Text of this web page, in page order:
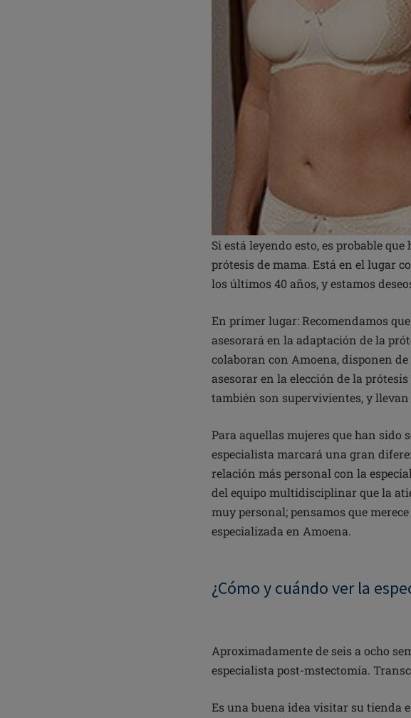
Si está leyendo esto, es probable
prótesis de mama. Está en el lugar
los últimos 40 años, y estamos
En primer lugar: Recomendamos
asesorará en la adaptación de la
colaboran con Amoena, disponen
asesorar en la elección de la
también son supervivientes, y
Para aquellas mujeres que han sido
especialista marcará una gran
relación más personal con la
del equipo multidisciplinar que la
muy personal; pensamos que
especializada en Amoena.
¿Cómo y cuándo ver la
Aproximadamente de seis a ocho
especialista post-mstectomía.
Es una buena idea visitar su tienda